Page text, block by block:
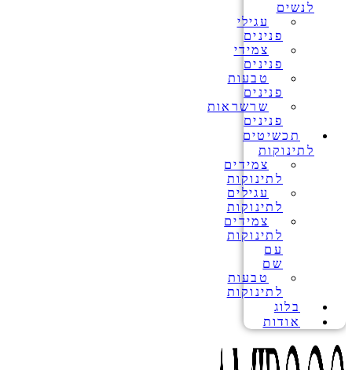
לנשים
עגילי
פנינים
צמידי
פנינים
טבעות
פנינים
שרשראות
פנינים
תכשיטים
לתינוקות
צמידים
לתינוקות
עגילים
לתינוקות
צמידים
לתינוקות
עם
שם
טבעות
לתינוקות
בלוג
אודות